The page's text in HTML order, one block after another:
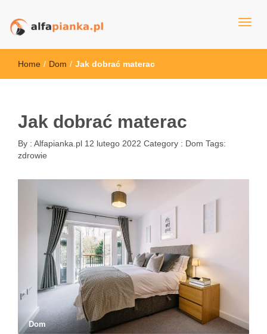
alfapianka.pl
Home / Dom / Jak dobrać materac
Jak dobrać materac
By : Alfapianka.pl 12 lutego 2022 Category : Dom Tags:
zdrowie
Dom